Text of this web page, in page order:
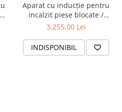
Aparat cu inducţie pentru
incalzit piese blocate /
ruginite, putere 1,1 kW, BGS
3.255,00 Lei
INDISPONIBIL